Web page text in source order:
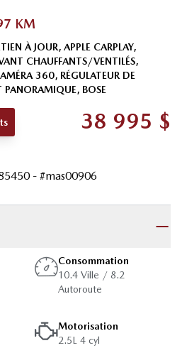
KM
À JOUR, APPLE CARPLAY,
CHAUFFANTS/VENTILÉS,
360, RÉGULATEUR DE
PANORAMIQUE, BOSE
38 995 $
- #mas00906
Consommation
10.4 Ville / 8.2
Autoroute
Motorisation
2.5L 4 cyl